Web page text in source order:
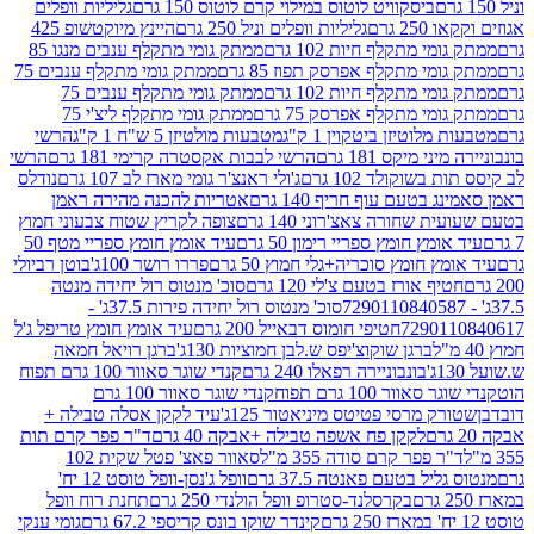
ביסקוויט לוטוס במילוי קרם לוטוס 150 גרם
גליליות וופלים
גרם
גליליות וופלים וניל 250 גרם
היינץ מיוקטשופ 425
מתקלף חיות 102 גרם
ממתק גומי מתקלף ענבים מנגו 85
מתקלף אפרסק תפוז 85 גרם
ממתק גומי מתקלף ענבים 75
מתקלף חיות 102 גרם
ממתק גומי מתקלף ענבים 75
מתקלף אפרסק 75 גרם
ממתק גומי מתקלף ליצ'י 75
ביטקוין 1 ק"ג
מטבעות מולטיזן 5 ש"ח 1 ק"ג
הרשי
מיקס 181 גרם
הרשי לבבות אקסטרה קרימי 181 גרם
הרשי
102 גרם
ג'ולי ראנצ'ר גומי מארז לב 107 גרם
נודלס
עוף חריף 140 גרם
אטריות להכנה מהירה ראמן
שחורה צאצ'רוני 140 גרם
צופה לקריץ שטוח צבעוני חמוץ
חומץ ספריי רימון 50 גרם
עיד אומץ חומץ ספריי מטף 50
חומץ סוכריה+גלי חמוץ 50 גרם
פררו רושר 100ג'
בוטן רביולי
אורז בטעם צ'לי 120 גרם
סוכ' מנטוס רול יחידה מנטה
סוכ' מנטוס רול יחידה פירות 37.5ג' -
חטיפי חומוס דבאייל 200 גרם
עיד אומץ חומץ טריפל ג'ל
ברגן שוקוצ'יפס ש.לבן חמוציות 130ג'
ברגן רויאל חמאה
בונבוניירה רפאלו 240 גרם
קנדי שוגר סאוור 100 גרם תפוח
100 גרם תפוח
קנדי שוגר סאוור 100 גרם
מרסי פטיטס מיניאטור 125ג'
עיד לקקן אסלה טבילה +
לקקן פח אשפה טבילה +אבקה 40 גרם
ד"ר פפר קרם תות
פפר קרם סודה 355 מ"ל
סאוור פאצ' פטל שקית 102
בטעם פאנטה 37.5 גרם
וופל ג'נסן-וופל טוסט 12 יח'
בקרסלנד-סטרופ וופל הולנדי 250 גרם
תחנת רוח וופל
קינדר שוקו בונס קריספי 67.2 גרם
גומי ענקי